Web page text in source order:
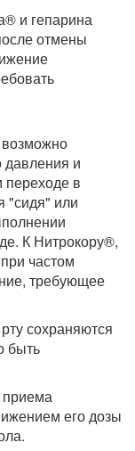
и гепарина
отмены
давления и
переходе в
"сидя" или
К Нитрокору®,
частом
требующее
сохраняются
быть
его дозы